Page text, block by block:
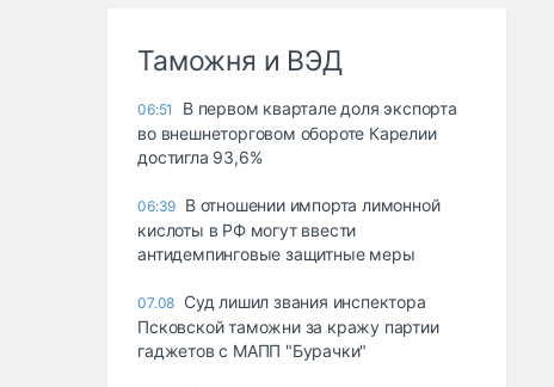
Таможня и ВЭД
06:51
В первом квартале доля экспорта
во внешнеторговом обороте Карелии
достигла 93,6%
06:39 В отношении импорта лимонной
кислоты в РФ могут ввести
антидемпинговые защитные меры
07.08 Суд лишил звания инспектора
Псковской таможни за кражу партии
гаджетов с МАПП "Бурачки"